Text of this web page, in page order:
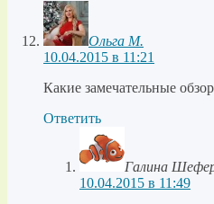
Ольга М.
10.04.2015 в 11:21
Какие замечательные
Ответить
Галина
10.04.2015 в 11:49